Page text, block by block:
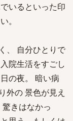
いるといった印
。
、 自分ひとりで
院生活をすごし
の夜。 暗い病
外の 景色が見え
きはなかっ